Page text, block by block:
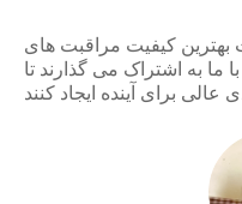
بهترین کیفیت مراقبت های
به اشتراک می گذارند تا